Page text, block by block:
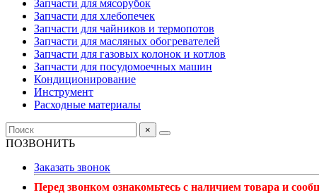
Запчасти для мясорубок
Запчасти для хлебопечек
Запчасти для чайников и термопотов
Запчасти для масляных обогревателей
Запчасти для газовых колонок и котлов
Запчасти для посудомоечных машин
Кондиционирование
Инструмент
Расходные материалы
×
ПОЗВОНИТЬ
Заказать звонок
Перед звонком ознакомьтесь с наличием товара и